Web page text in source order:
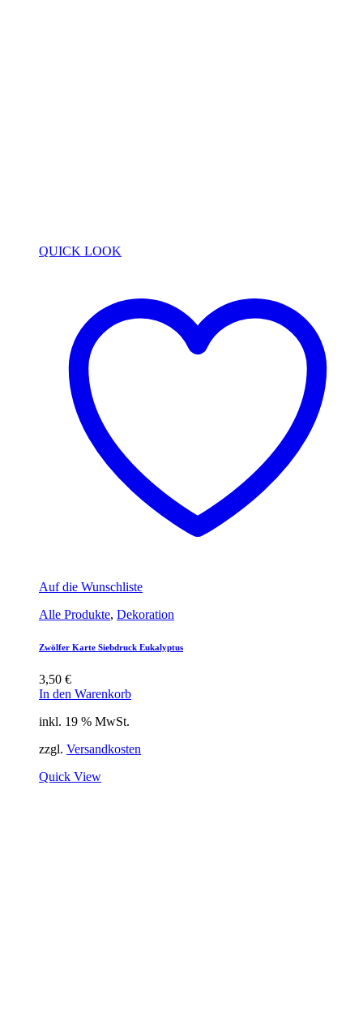
QUICK LOOK
Auf die Wunschliste
Alle Produkte, Dekoration
Zwölfer Karte Siebdruck Eukalyptus
3,50 €
In den Warenkorb
inkl. 19 % MwSt.
zzgl. Versandkosten
Quick View